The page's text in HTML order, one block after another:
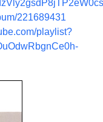
221689431
playlist?